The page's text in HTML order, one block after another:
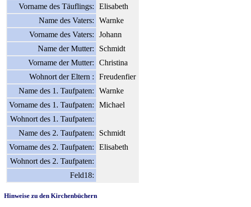
Vorname des Täuflings:
Elisabeth
Name des Vaters:
Warnke
Vorname des Vaters:
Johann
Name der Mutter:
Schmidt
Vorname der Mutter:
Christina
Wohnort der Eltern :
Freudenfier
Name des 1. Taufpaten:
Warnke
Vorname des 1. Taufpaten:
Michael
Wohnort des 1. Taufpaten:
Name des 2. Taufpaten:
Schmidt
Vorname des 2. Taufpaten:
Elisabeth
Wohnort des 2. Taufpaten:
Feld18:
Hinweise zu den Kirchenbüchern